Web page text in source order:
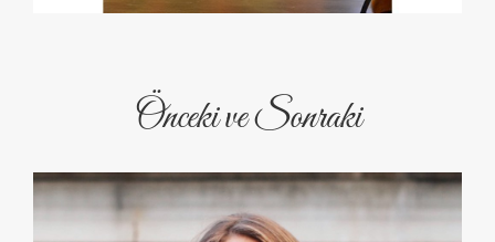
Önceki ve Sonraki